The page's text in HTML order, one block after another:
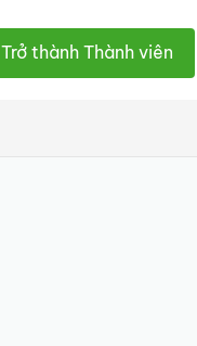
Trở thành Thành viên